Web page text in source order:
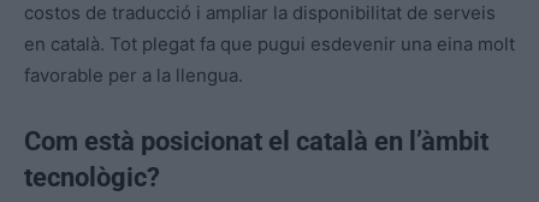
costos de traducció i ampliar la disponibilitat de serveis
en català. Tot plegat fa que pugui esdevenir una eina molt
favorable per a la llengua.
Com està posicionat el català en l’àmbit
tecnològic?